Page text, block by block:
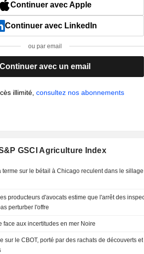
Continuer avec Apple
Continuer avec LinkedIn
ou par email
Continuer avec un email
illimité,consultez nos abonnements
GSCI Agriculture Index
terme sur le bétail à Chicago reculent dans le
producteurs d'avocats estime que l'arrêt des
perturber l'offre
face aux incertitudes en mer Noire
sur le CBOT, porté par des rachats de découverts et